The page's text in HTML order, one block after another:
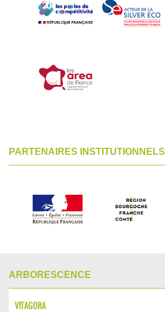
PARTENAIRES INSTITUTIONNELS
ARBORESCENCE
VITAGORA